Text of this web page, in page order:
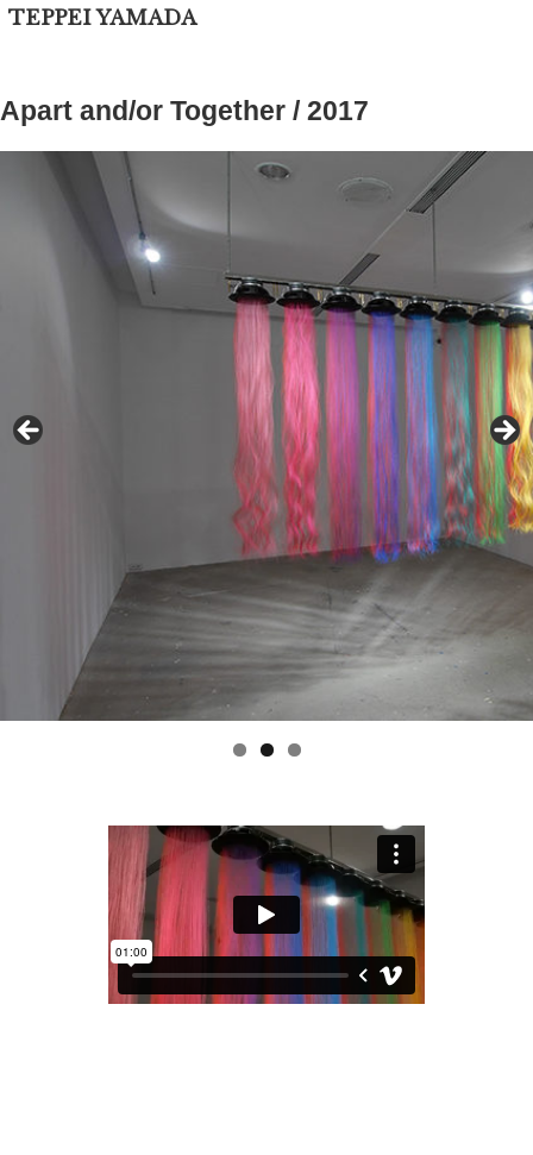
TEPPEI YAMADA
Apart and/or Together / 2017